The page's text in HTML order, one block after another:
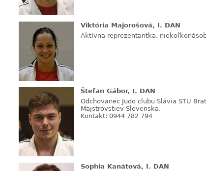
Viktória Majorošová, I. DAN
Aktívna reprezentantka,
Štefan Gábor, I. DAN
Odchovanec Judo clubu Slávia STU
Majstrovstiev Slovenska.
Kontakt: 0944 782 794
Sophia Kanátová, I. DAN